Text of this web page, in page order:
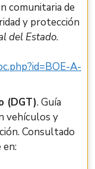
comunitaria de
y protección
del Estado.
A-
(DGT). Guía
vehículos y
Consultado
en: